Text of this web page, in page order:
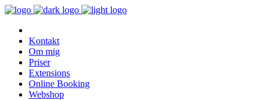
Kontakt
Om mig
Priser
Extensions
Online Booking
Webshop